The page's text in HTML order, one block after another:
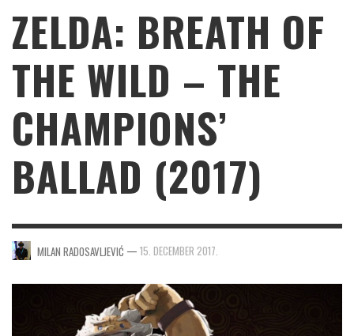
ZELDA: BREATH OF
THE WILD – THE
CHAMPIONS’
BALLAD (2017)
MILAN RADOSAVLJEVIĆ — 15. DECEMBER 2017.